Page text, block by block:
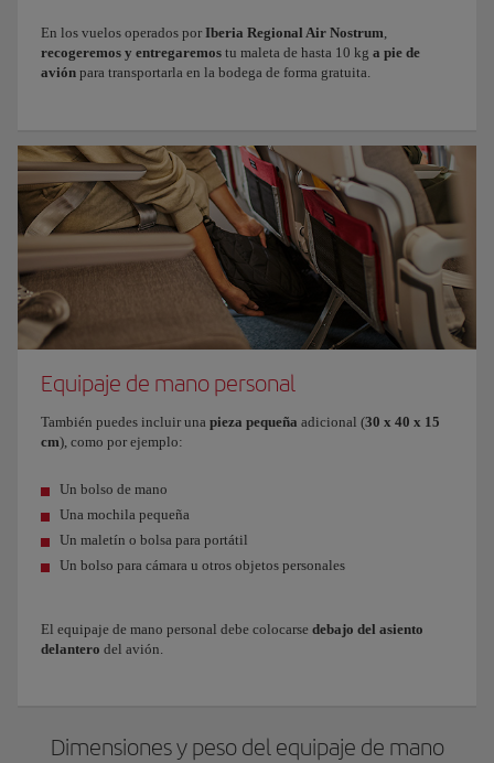
En los vuelos operados por Iberia Regional Air Nostrum
recogeremos y entregaremos tu maleta de hasta 10 kg a pie de
avión para transportarla en la bodega de forma gratuita.
Equipaje de mano personal
También puedes incluir una pieza pequeña adicional (30 x 40 x 15
cm), como por ejemplo:
Un bolso de mano
Una mochila pequeña
Un maletín o bolsa para portátil
Un bolso para cámara u otros objetos personales
El equipaje de mano personal debe colocarse debajo del asiento
delantero del avión.
Dimensiones y peso del equipaje de mano